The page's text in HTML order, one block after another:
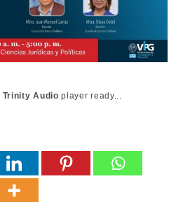
Trinity Audio player ready...